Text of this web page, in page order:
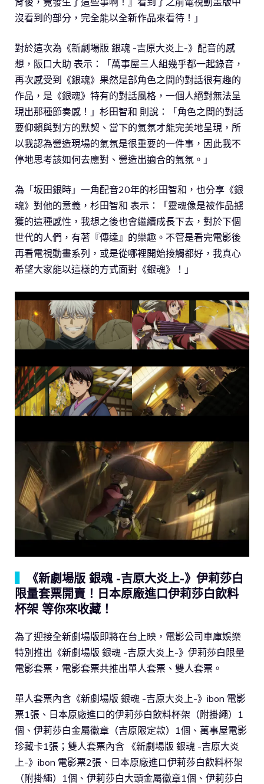
沒看到的部分，完全能以全新作品來看待！」
對於這次為《新劇場版 銀魂 -吉原大炎上-》配音的感
想，阪口大助 表示：「萬事屋三人組幾乎都一起錄音，
再次感受到《銀魂》果然是部角色之間的對話很有趣的
作品，是《銀魂》特有的對話風格，一個人絕對無法呈
現出那種節奏感！」杉田智和 則說：「角色之間的對話
要仰賴與對方的默契、當下的氣氛才能完美地呈現，所
以我認為營造現場的氣氛是很重要的一件事，因此我不
停地思考該如何去應對、營造出適合的氣氛。」
為「坂田銀時」一角配音20年的杉田智和，也分享《銀
魂》對他的意義，杉田智和 表示：「靈魂像是被作品擄
獲的這種感性，我想之後也會繼續成長下去，對於下個
世代的人們，有著『傳達』的樂趣。不管是看完電影後
再看電視動畫系列，或是從哪裡開始接觸都好，我真心
希望大家能以這樣的方式面對《銀魂》！」
《新劇場版 銀魂 -吉原大炎上-》伊莉莎白
限量套票開賣！日本原廠進口伊莉莎白飲料
杯架 等你來收藏！
為了迎接全新劇場版即將在台上映，電影公司車庫娛樂
特別推出《新劇場版 銀魂 -吉原大炎上-》伊莉莎白限量
電影套票，電影套票共推出單人套票、雙人套票。
單人套票內含《新劇場版 銀魂 -吉原大炎上-》ibon 電影
票1張、日本原廠進口的伊莉莎白飲料杯架（附掛繩）1
個、伊莉莎白金屬徽章（吉原限定款）1個、萬事屋電影
珍藏卡1張；雙人套票內含 《新劇場版 銀魂 -吉原大炎
上-》ibon 電影票2張、日本原廠進口伊莉莎白飲料杯架
（附掛繩）1個、伊莉莎白大頭金屬徽章1個、伊莉莎白